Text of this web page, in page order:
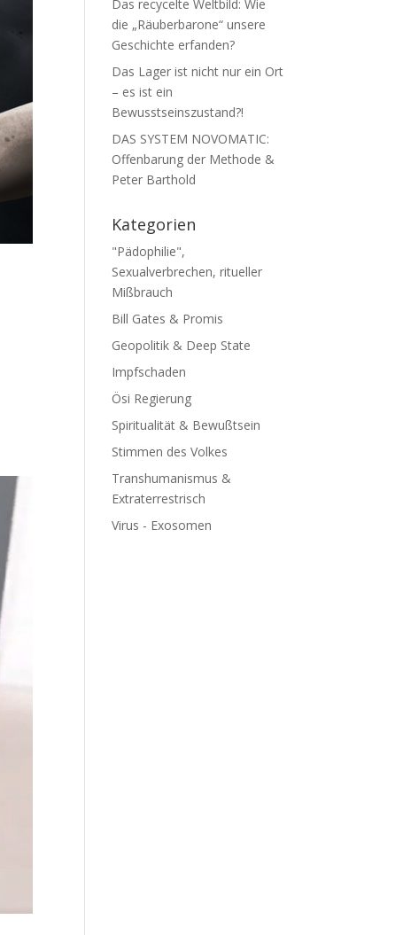
Das recycelte Weltbild: Wie
die „Räuberbarone“ unsere
Geschichte erfanden?
Das Lager ist nicht nur ein Ort
– es ist ein
Bewusstseinszustand?!
DAS SYSTEM NOVOMATIC:
Offenbarung der Methode &
Peter Barthold
Kategorien
"Pädophilie",
Sexualverbrechen, ritueller
Mißbrauch
Bill Gates & Promis
Geopolitik & Deep State
Impfschaden
Ösi Regierung
Spiritualität & Bewußtsein
Stimmen des Volkes
Transhumanismus &
Extraterrestrisch
Virus - Exosomen